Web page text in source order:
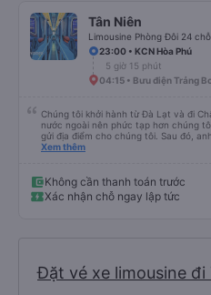
Tân Niên
Limousine Phòng Đôi 24 chỗ
23:00 • KCN Hòa Phú
5 giờ 15 phút
04:15 • Bưu điện Trảng
Chúng tôi khởi hành từ Đà Lạt và đi
nước ngoài nên phức tạp hơn chúng
gửi địa điểm cho chúng tôi. Sau đó,
lần đầu tiên đi xe giường nằm với hai
điểm dừng, họ đánh thức chúng tôi
Nhìn chung, đó là một trải nghiệm tốt.
chỗ cho 1 người lớn và 1 trẻ em nằm
Xem thêm
Không cần thanh toán trước
Xác nhận chỗ ngay lập tức
Đặt vé xe limousine